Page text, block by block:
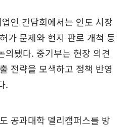
인 간담회에서는 인도 시장
가 문제와 현지 판로 개척 등
의됐다. 중기부는 현장 의견
전략을 모색하고 정책 반영
.
공과대학 델리캠퍼스를 방